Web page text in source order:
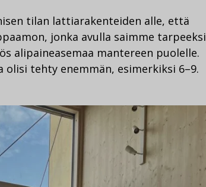
tilan lattiarakenteiden alle, että
jonka avulla saimme tarpeeksi
alipaineasemaa mantereen puolelle.
tehty enemmän, esimerkiksi 6–9.